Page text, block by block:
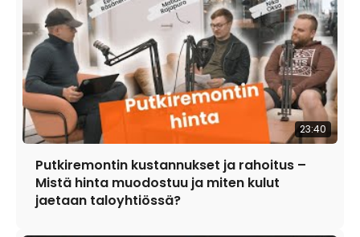
23:40
Putkiremontin kustannukset ja rahoitus –
Mistä hinta muodostuu ja miten kulut
jaetaan taloyhtiössä?